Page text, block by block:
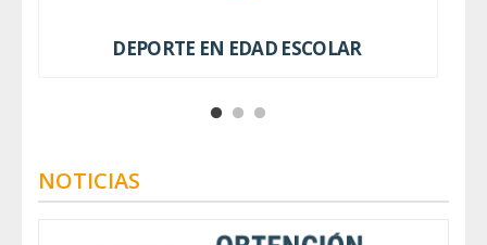
DEPORTE EN EDAD ESCOLAR
NOTICIAS